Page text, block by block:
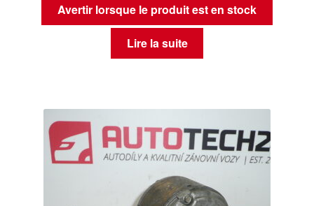
Avertir lorsque le produit est en stock
Lire la suite